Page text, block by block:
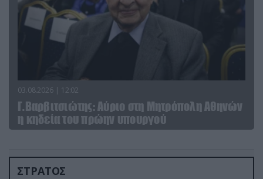
03.08.2026 | 12:02
Γ.Βαρβιτσιώτης: Aύριο στη Μητρόπολη Αθηνών
η κηδεία του πρώην υπουργού
ΣΤΡΑΤΟΣ